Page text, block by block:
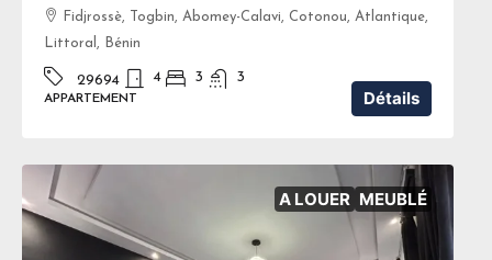
Fidjrossè, Togbin, Abomey-Calavi, Cotonou, Atlantique,
Littoral, Bénin
29694 4 3 3
APPARTEMENT Détails
A LOUER MEUBLÉ